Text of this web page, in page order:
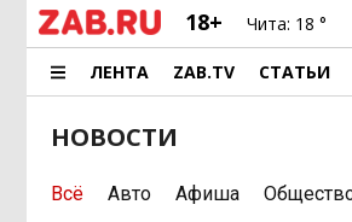
18+ Чита: 18 °
ЛЕНТА ZAB.TV СТАТЬИ
НОВОСТИ
Всё Авто Афиша